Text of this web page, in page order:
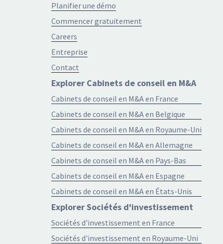
Planifier une démo
Commencer gratuitement
Careers
Entreprise
Contact
Explorer Cabinets de conseil en M&A
Cabinets de conseil en M&A en France
Cabinets de conseil en M&A en Belgique
Cabinets de conseil en M&A en Royaume-Uni
Cabinets de conseil en M&A en Allemagne
Cabinets de conseil en M&A en Pays-Bas
Cabinets de conseil en M&A en Espagne
Cabinets de conseil en M&A en États-Unis
Explorer Sociétés d'investissement
Sociétés d'investissement en France
Sociétés d'investissement en Royaume-Uni